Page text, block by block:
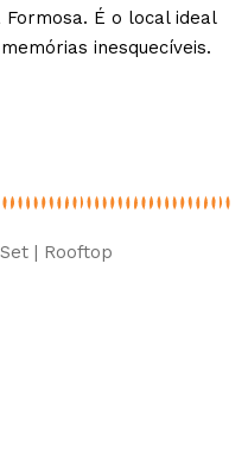
É o local ideal
inesquecíveis.
| Rooftop